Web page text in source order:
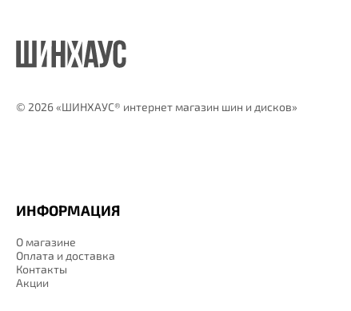
© 2026 «ШИНХАУС® интернет магазин шин и дисков»
ИНФОРМАЦИЯ
О магазине
Оплата и доставка
Контакты
Акции